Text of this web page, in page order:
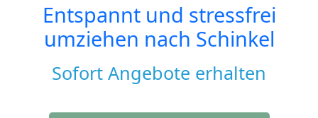
Entspannt und stressfrei
umziehen nach Schinkel
Sofort Angebote erhalten